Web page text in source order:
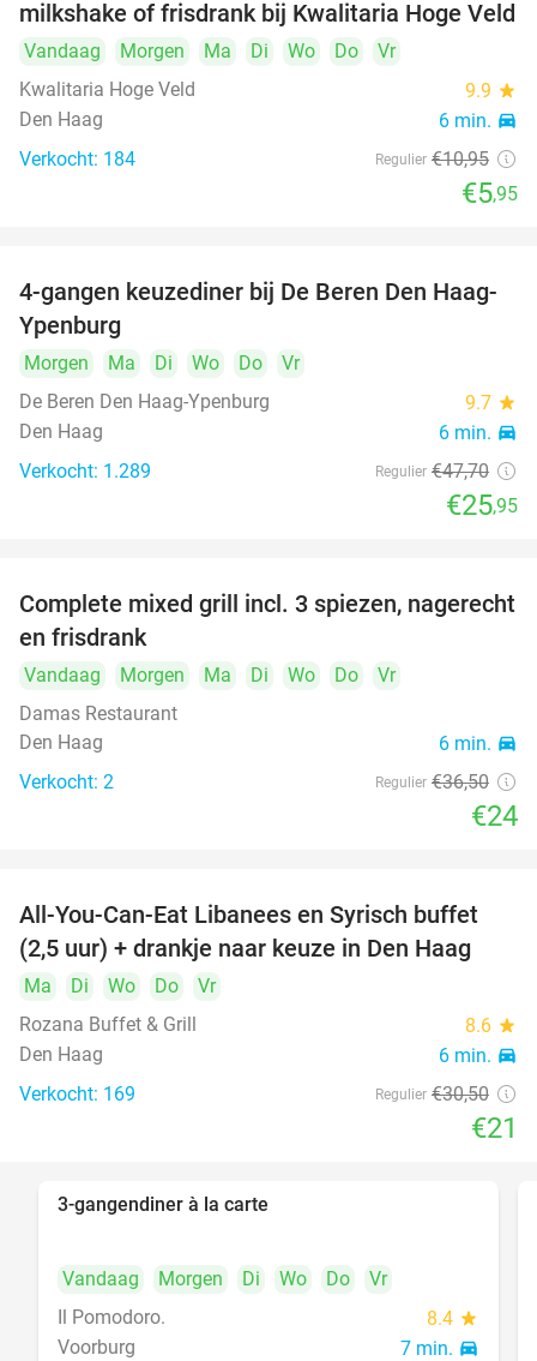
milkshake of frisdrank bij Kwalitaria Hoge Veld
Vandaag Morgen Ma Di Wo Do
Vr
Kwalitaria Hoge Veld
9.9 star
Den Haag 6 min. directions_car
Verkocht: 184 Regulier €10,95
€5,95
46%
4-gangen keuzediner bij De Beren Den Haag-
Ypenburg
Morgen Ma Di Wo Do
Vr
De Beren Den Haag-Ypenburg
9.7 star
Den Haag 6 min. directions_car
Verkocht: 1.289 Regulier €47,70
€25,95
34%
Complete mixed grill incl. 3 spiezen, nagerecht
en frisdrank
Vandaag Morgen Ma Di Wo Do
Vr
Damas Restaurant
Den Haag
6 min. directions_car
Verkocht: 2 Regulier €36,50
€24
31%
All-You-Can-Eat Libanees en Syrisch buffet
(2,5 uur) + drankje naar keuze in Den Haag
Ma Di Wo Do
Vr
Rozana Buffet & Grill
8.6 star
Den Haag 6 min. directions_car
Verkocht: 169 Regulier €30,50
€21
3-gangendiner à la carte
Vandaag Morgen Di Wo Do
Vr
Il Pomodoro.
8.4 star
Voorburg 7 min. directions_car